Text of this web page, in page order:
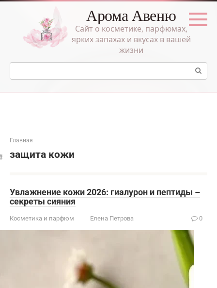
Перейти
Арома Авеню
Сайт о косметике, парфюмах,
ярких запахах и вкусах в вашей
жизни
Поиск:
Главная
защита кожи
Увлажнение кожи 2026: гиалурон и пептиды –
секреты сияния
Косметика и парфюм Елена Петрова 0